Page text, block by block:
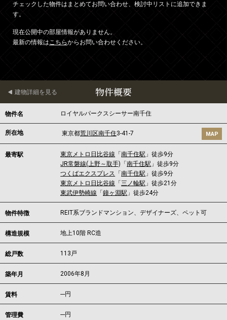
チェックした物件はまとめてお問い合わせ、検討中リストに追加できま
す。
現在公開中の部屋情報がありません。
最新の情報はこちらからお問い合わせください。
物件概要
建物詳細を見る
物件名 ロイヤルパークスシーサー南千住
所在地 東京都荒川区南千住3-41-7 MAP
最寄駅 東京メトロ日比谷線 「南千住駅 」徒歩9分
JR常磐線(上野～取手) 「南千住駅 」徒歩9分
つくばエクスプレス 「南千住駅 」徒歩9分
東京メトロ日比谷線 「三ノ輪駅 」徒歩21分
東武伊勢崎線 「鐘ヶ淵駅 」徒歩24分
物件特徴 REIT系ブランドマンション、デザイナーズ、ペット可
構造規模 地上10階 RC造
総戸数 113戸
築年月 2006年8月
賃料 ---円
管理費 ---円